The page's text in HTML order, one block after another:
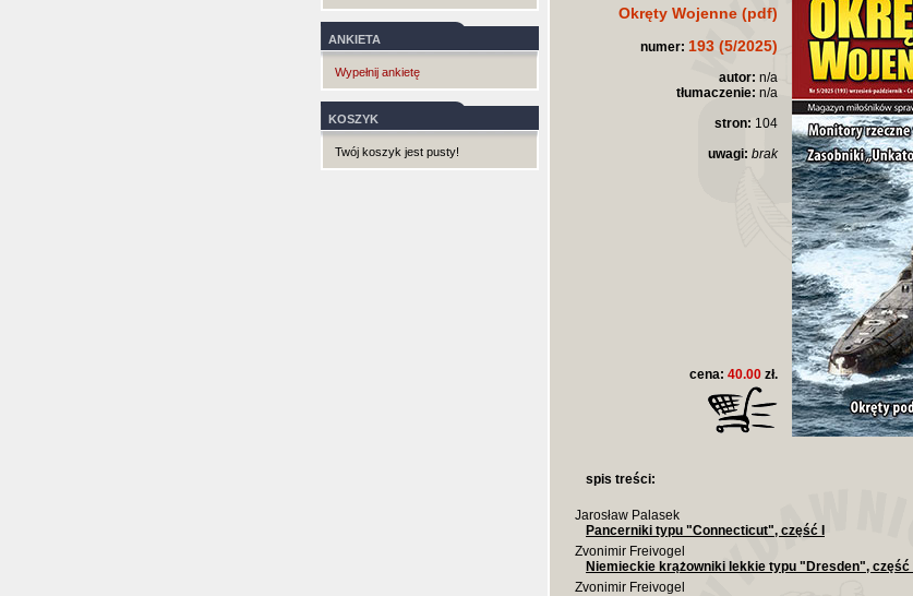
ANKIETA
Wypełnij ankietę
KOSZYK
Twój koszyk jest pusty!
Okręty Wojenne (pdf)
numer: 193 (5/2025)
autor: n/a
tłumaczenie: n/a
stron: 104
uwagi: brak
cena: 40.00 zł.
spis treści:
Jarosław Palasek
Pancerniki typu "Connecticut", część I
Zvonimir Freivogel
Niemieckie krążowniki lekkie typu "Dresden", część II
Zvonimir Freivogel